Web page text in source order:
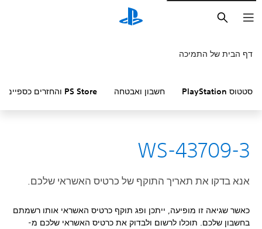
חיפוש
דף הבית של התמיכה
סטטוס PlayStation חשבון ואבטחה PS Store והחזרים כספיים
WS-43709-3
אנא בדקו את תאריך התוקף של כרטיס האשראי שלכם.
כאשר שגיאה זו מופיעה, ייתכן ופג תוקף כרטיס האשראי אותו רשמתם
בחשבון שלכם. תוכלו לרשום ולבדוק את כרטיס האשראי שלכם מ-